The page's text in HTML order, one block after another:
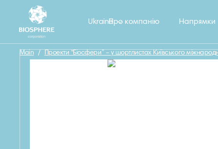
Про компанію Напрямки
Ukraine
Main / Проекти “Біосфери” – у шортлистах Київського
Назад